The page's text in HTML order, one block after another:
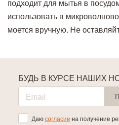
подходит для мытья в
использовать в
моется вручную. Не
БУДЬ В КУРСЕ НАШИХ
Даю согласие на получение